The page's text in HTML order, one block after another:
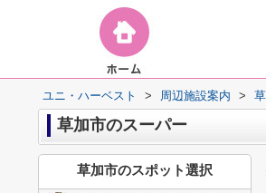
ユニ・ハーベスト > 周辺施設案内 >
草加市のスーパー
草加市のスポット選択